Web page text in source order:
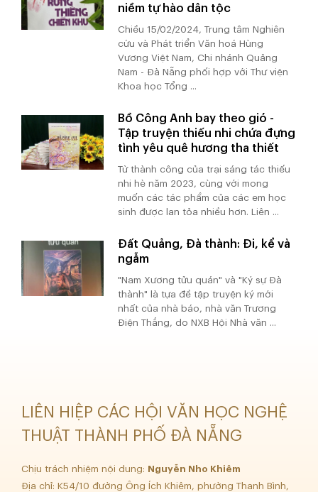
niềm tự hào dân tộc
Chiều 15/02/2024, Trung tâm Nghiên
cứu và Phát triển Văn hoá Hùng
Vương Việt Nam, Chi nhánh Quảng
Nam - Đà Nẵng phối hợp với Thư viện
Khoa học Tổng ...
Bồ Công Anh bay theo gió -
Tập truyện thiếu nhi chứa đựng
tình yêu quê hương tha thiết
Từ thành công của trại sáng tác thiếu
nhi hè năm 2023, cùng với mong
muốn các tác phẩm của các em học
sinh được lan tỏa nhiều hơn. Liên ...
Đất Quảng, Đà thành: Đi, kể và
ngẫm
"Nam Xương tửu quán" và "Ký sự Đà
thành" là tựa đề tập truyện ký mới
nhất của nhà báo, nhà văn Trương
Điện Thắng, do NXB Hội Nhà văn ...
LIÊN HIỆP CÁC HỘI VĂN HỌC NGHỆ
THUẬT THÀNH PHỐ ĐÀ NẴNG
Chịu trách nhiệm nội dung:
Nguyễn Nho Khiêm
Địa chỉ: K54/10 đường Ông Ích Khiêm, phường Thanh Bình,